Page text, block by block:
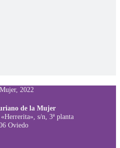
2022
de la Mujer
s/n, 3ª planta
Oviedo